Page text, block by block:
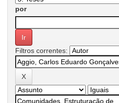
por
Filtros correntes: